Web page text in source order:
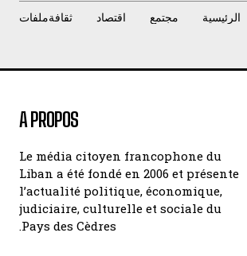
الرئيسية مجتمع اقتصاد ثقافةملفات
A PROPOS
Le média citoyen francophone du
Liban a été fondé en 2006 et présente
l’actualité politique, économique,
judiciaire, culturelle et sociale du
Pays des Cèdres.